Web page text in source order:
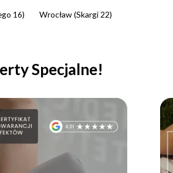
16) Wrocław (Skargi 22)
Specjalne!